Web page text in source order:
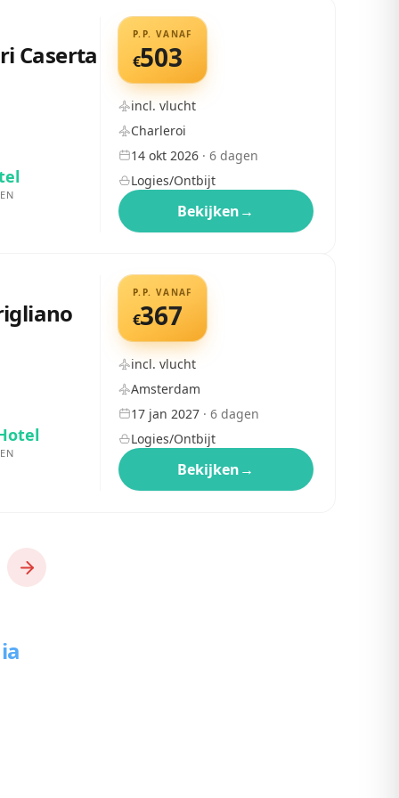
Caserta
P.P. VANAF
€503
incl. vlucht
Charleroi
14 okt 2026· 6dagen
Logies/Ontbijt
Bekijken→
P.P. VANAF
€367
incl. vlucht
Amsterdam
17 jan 2027· 6dagen
Logies/Ontbijt
Bekijken→